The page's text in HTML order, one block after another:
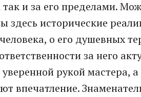
и за его пределами.
здесь исторические
о его душевных
за него
рукой мастера,
впечатление.